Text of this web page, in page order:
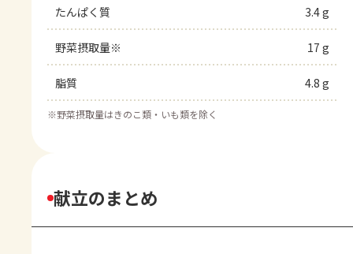
たんぱく質 3.4 g
野菜摂取量※ 17 g
脂質 4.8 g
※野菜摂取量はきのこ類・いも類を除く
献立のまとめ